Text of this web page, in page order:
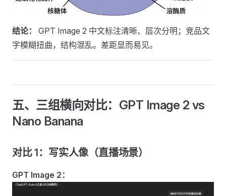
结论：
GPT Image 2 中文标注清晰、层次分明；竞品文
字模糊扭曲，结构混乱。差距显而易见。
五、三组横向对比：GPT Image 2 vs
Nano Banana
对比 1：写实人像（直播场景）
GPT Image 2：